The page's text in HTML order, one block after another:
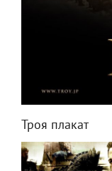
Троя плакат